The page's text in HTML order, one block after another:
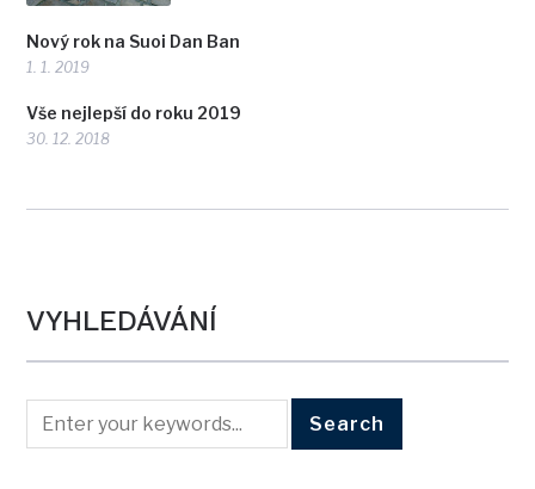
Nový rok na Suoi Dan Ban
1. 1. 2019
Vše nejlepší do roku 2019
30. 12. 2018
VYHLEDÁVÁNÍ